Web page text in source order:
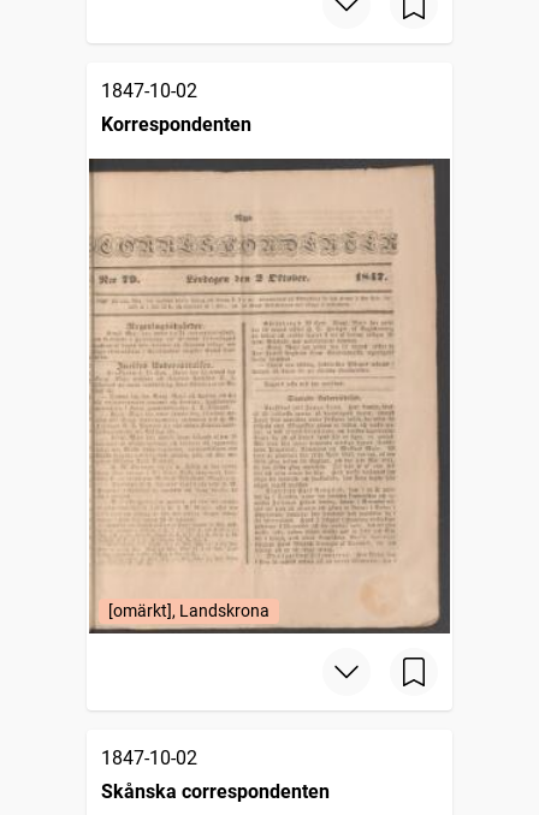
1847-10-02
Korrespondenten
[omärkt], Landskrona
1847-10-02
Skånska correspondenten